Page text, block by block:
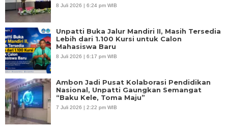
8 Juli 2026 | 6:24 pm WIB
Unpatti Buka Jalur Mandiri II, Masih Tersedia
Lebih dari 1.100 Kursi untuk Calon
Mahasiswa Baru
8 Juli 2026 | 6:17 pm WIB
Ambon Jadi Pusat Kolaborasi Pendidikan
Nasional, Unpatti Gaungkan Semangat
“Baku Kele, Toma Maju”
7 Juli 2026 | 2:22 pm WIB